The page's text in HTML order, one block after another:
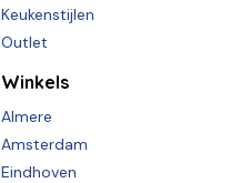
Keukenstijlen
Outlet
Winkels
Almere
Amsterdam
Eindhoven